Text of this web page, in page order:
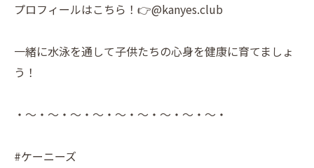
プロフィールはこちら！👉@kanyes.club
一緒に水泳を通して子供たちの心身を健康に育てましょ
う！
・～・～・～・～・～・～・～・～・～・
#ケーニーズ